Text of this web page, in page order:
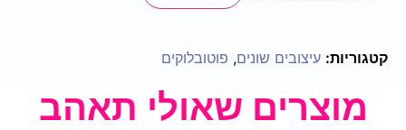
עיצובים שונים,פוטובלוקים
שאולי תאהב